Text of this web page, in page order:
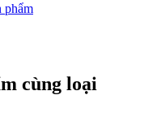
phẩm
cùng loại